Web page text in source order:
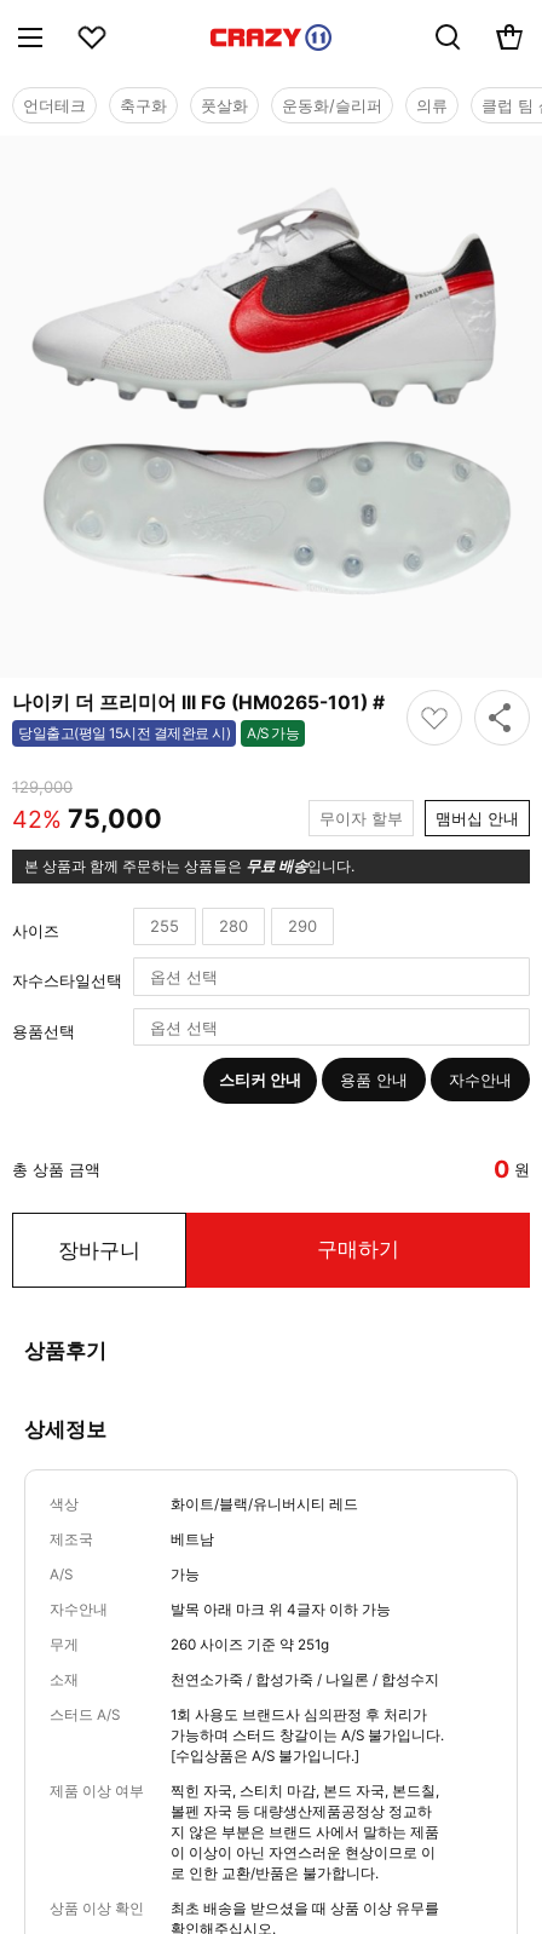
언더테크 축구화 풋살화 운동화/슬리퍼 의류 클럽 팀
나이키 더 프리미어 III FG (HM0265-101) #
당일출고(평일 15시전 결제완료 시) A/S 가능
가능
129,000
42% 75,000 무이자 할부 맴버십 안내
본 상품과 함께 주문하는 상품들은 무료 배송입니다.
사이즈 255 280 290
자수스타일선택
용품선택
스티커 안내 용품 안내 자수안내
총 상품 금액 0 원
장바구니 구매하기
상품후기
상세정보
색상 화이트/블랙/유니버시티 레드
제조국 베트남
A/S 가능
자수안내 발목 아래 마크 위 4글자 이하 가능
무게 260 사이즈 기준 약 251g
소재 천연소가죽 / 합성가죽 / 나일론 / 합성수지
스터드 A/S
1회 사용도 브랜드사 심의판정 후 처리가
가능하며 스터드 창갈이는 A/S 불가입니다.
[수입상품은 A/S 불가입니다.]
제품 이상 여부
찍힌 자국, 스티치 마감, 본드 자국, 본드칠,
볼펜 자국 등 대량생산제품공정상 정교하
지 않은 부분은 브랜드 사에서 말하는 제품
이 이상이 아닌 자연스러운 현상이므로 이
로 인한 교환/반품은 불가합니다.
상품 이상 확인
최초 배송을 받으셨을 때 상품 이상 유무를
확인해주십시오.